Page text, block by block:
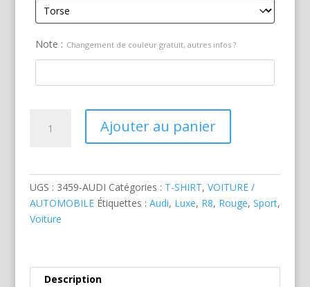
Note : Changement de couleur gratuit, autres infos ?
Ajouter au panier
UGS : 3459-AUDI Catégories : T-SHIRT, VOITURE /
AUTOMOBILE Étiquettes : Audi, Luxe, R8, Rouge, Sport,
Voiture
Description